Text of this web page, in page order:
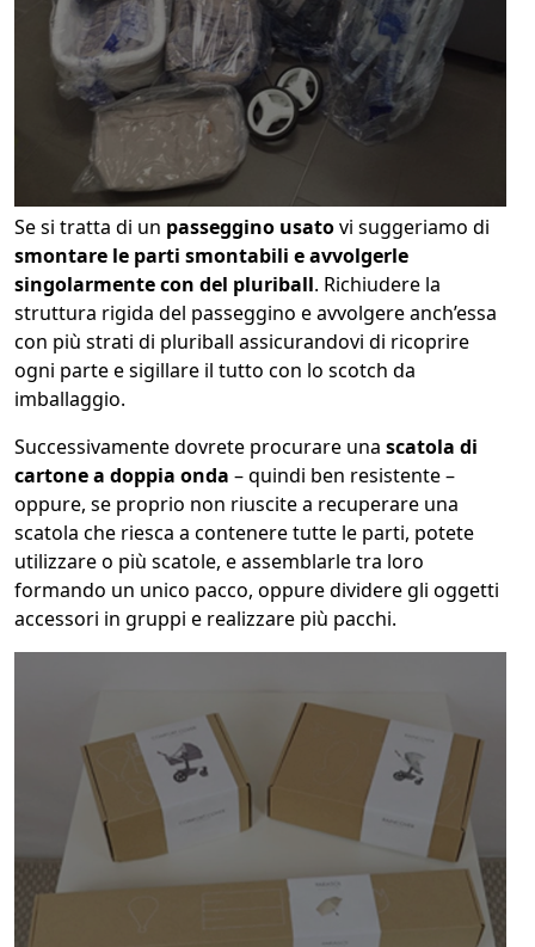
Se si tratta di un passeggino usatovi suggeriamo di
smontare le parti smontabili e avvolgerle
singolarmente con del pluriball. Richiudere la
struttura rigida del passeggino e avvolgere anch’essa
con più strati di pluriball assicurandovi di ricoprire
ogni parte e sigillare il tutto con lo scotch da
imballaggio.
Successivamente dovrete procurare una scatola di
cartone a doppia onda – quindi ben resistente –
oppure, se proprio non riuscite a recuperare una
scatola che riesca a contenere tutte le parti, potete
utilizzare o più scatole, e assemblarle tra loro
formando un unico pacco, oppure dividere gli oggetti
accessori in gruppi e realizzare più pacchi.